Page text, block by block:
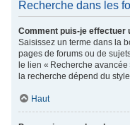
Recherche dans les
Comment puis-je effectuer
Saisissez un terme dans la
pages de forums ou de
le lien « Recherche
la recherche dépend du
Haut